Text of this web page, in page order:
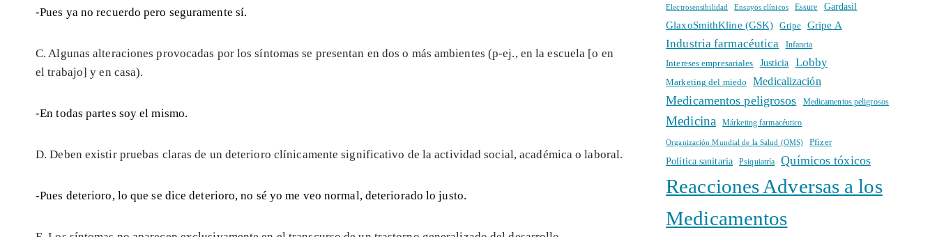
-Pues ya no recuerdo pero seguramente sí.
C. Algunas alteraciones provocadas por los síntomas se presentan en dos o más ambientes (p-ej., en la escuela [o en
el trabajo] y en casa).
-En todas partes soy el mismo.
D. Deben existir pruebas claras de un deterioro clínicamente significativo de la actividad social, académica o laboral.
-Pues deterioro, lo que se dice deterioro, no sé yo me veo normal, deteriorado lo justo.
Electrosensibilidad Ensayos clínicos Essure Gardasil
GlaxoSmithKline (GSK) Gripe Gripe A
Industria farmacéutica Infancia
Intereses empresariales Justicia Lobby
Marketing del miedo Medicalización
Medicamentos peligrosos Medicamentos peligrosos
Medicina Márketing farmacéutico
Organización Mundial de la Salud (OMS) Pfizer
Política sanitaria Psiquiatría Químicos tóxicos
Reacciones Adversas a los
Medicamentos